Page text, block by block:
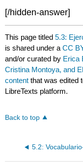
[/hidden-answer]
This page titled5.3:
is shared under aCC
and/or curated by Erica
Cristina Montoya, and
content that was edited
LibreTexts platform.
Back to top